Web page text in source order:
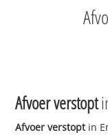
Afvoer verstopt
Afvoer verstoptin